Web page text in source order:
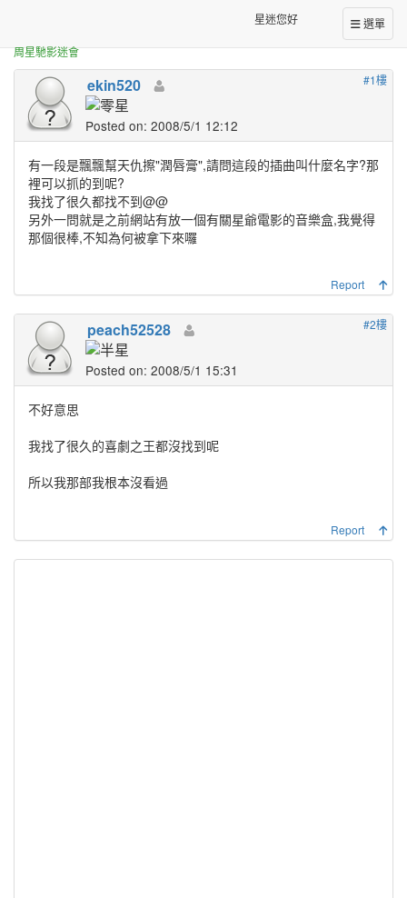
選單
星迷您好
周星馳影迷會
喜劇之王配樂一問
#1樓
ekin520
Posted on: 2008/5/1 12:12
有一段是飄飄幫天仇擦"潤唇膏",請問這段的插曲叫什麼名字?那
裡可以抓的到呢?
我找了很久都找不到@@
另外一問就是之前網站有放一個有關星爺電影的音樂盒,我覺得
那個很棒,不知為何被拿下來囉
Report
#2樓
peach52528
Posted on: 2008/5/1 15:31
不好意思
我找了很久的喜劇之王都沒找到呢
所以我那部我根本沒看過
Report